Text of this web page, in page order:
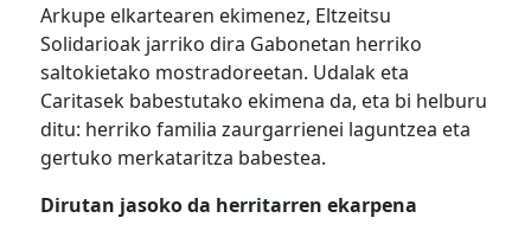
Arkupe elkartearen ekimenez, Eltzeitsu
Solidarioak jarriko dira Gabonetan herriko
saltokietako mostradoreetan. Udalak eta
Caritasek babestutako ekimena da, eta bi helburu
ditu: herriko familia zaurgarrienei laguntzea eta
gertuko merkataritza babestea.
Dirutan jasoko da herritarren ekarpena